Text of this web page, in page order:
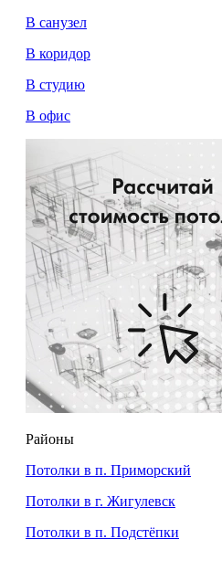
В санузел
В коридор
В студию
В офис
Районы
Потолки в п. Приморский
Потолки в г. Жигулевск
Потолки в п. Подстёпки